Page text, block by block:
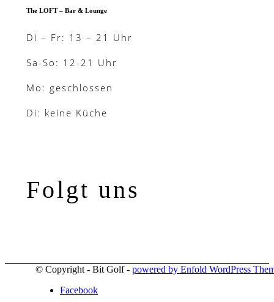
The LOFT – Bar & Lounge
Di – Fr: 13 – 21 Uhr
Sa-So: 12-21 Uhr
Mo: geschlossen
Di: keine Küche
Folgt uns
© Copyright - Bit Golf - powered by Enfold WordPress
Facebook